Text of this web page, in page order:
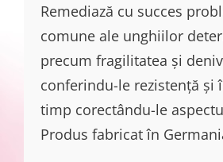
Remediază cu succes
comune ale unghiilor
precum fragilitatea și
conferindu-le rezistență și
timp corectându-le
Produs fabricat în